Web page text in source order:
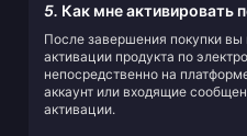
5. Как мне активировать
После завершения покупки вы
активации продукта по
непосредственно на
аккаунт или входящие
активации.